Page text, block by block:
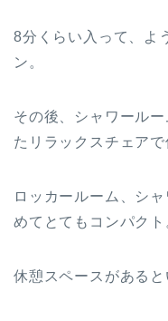
8分くらい入って、よ
ン。
その後、シャワール
たリラックスチェアで
ロッカールーム、シ
めてとてもコンパクト
休憩スペースがあると